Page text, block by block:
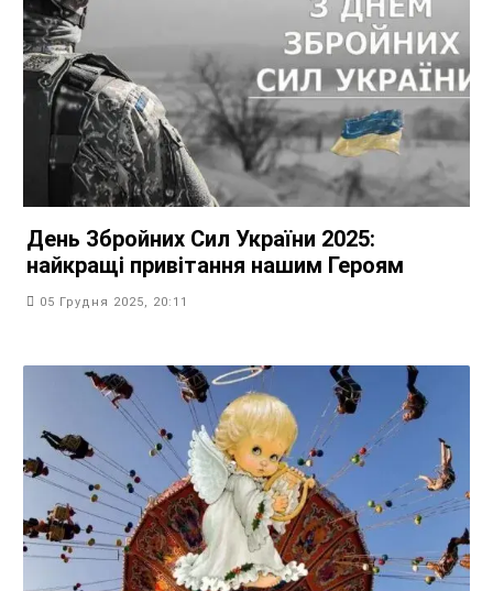
День Збройних Сил України 2025:
найкращі привітання нашим Героям
05 Грудня 2025, 20:11